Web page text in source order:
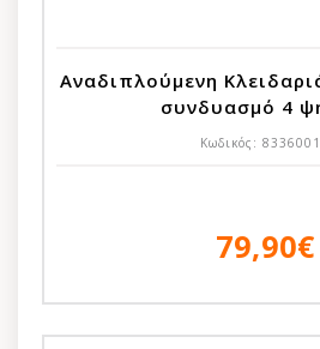
Αναδιπλούμενη
συνδυασμό 4
Κωδικός:
79,90€